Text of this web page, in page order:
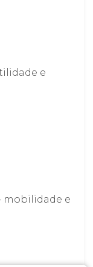
e
mobilidade e